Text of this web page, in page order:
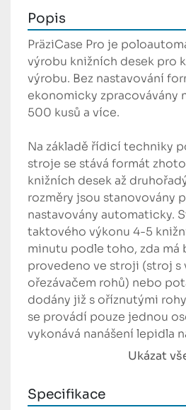
Popis
PräziCase Pro je
výrobu knižních desek pro
výrobu. Bez nastavování
ekonomicky zpracovávány
500 kusů a více.
Na základě řídicí techniky
stroje se stává formát
knižních desek až
rozměry jsou stanovovány
nastavovány automaticky.
taktového výkonu 4-5
minutu podle toho, zda má
provedeno ve stroji (stroj s
ořezávačem rohů) nebo
dodány již s oříznutými
se provádí pouze jednou
vykonává nanášení lepidla
samostatném stroji pro
všech čtyř stran a
Ukázat
Specifikace